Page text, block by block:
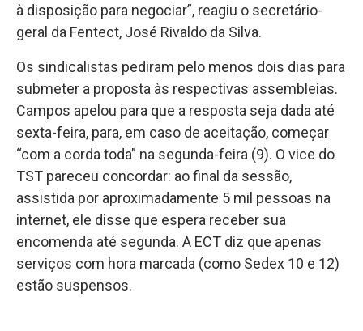
à disposição para negociar”, reagiu o secretário-
geral da Fentect, José Rivaldo da Silva.
Os sindicalistas pediram pelo menos dois dias para
submeter a proposta às respectivas assembleias.
Campos apelou para que a resposta seja dada até
sexta-feira, para, em caso de aceitação, começar
“com a corda toda” na segunda-feira (9). O vice do
TST pareceu concordar: ao final da sessão,
assistida por aproximadamente 5 mil pessoas na
internet, ele disse que espera receber sua
encomenda até segunda. A ECT diz que apenas
serviços com hora marcada (como Sedex 10 e 12)
estão suspensos.